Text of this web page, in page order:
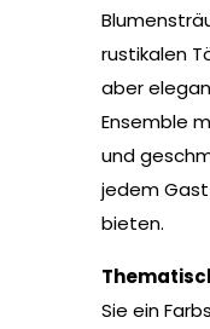
rustikalen
aber
Ensemble
und
jedem
bieten.
Sie ein